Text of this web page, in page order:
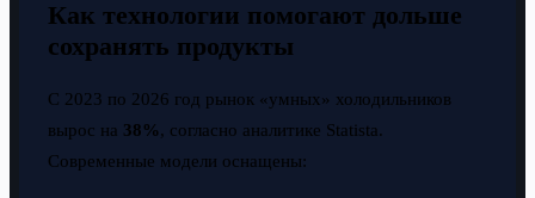
Как технологии помогают дольше
сохранять продукты
С 2023 по 2026 год рынок «умных» холодильников
вырос на 38%, согласно аналитике Statista.
Современные модели оснащены: